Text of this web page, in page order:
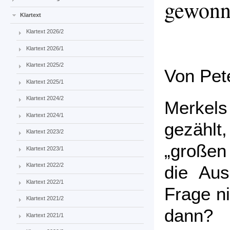
Klartext
Klartext 2026/2
Klartext 2026/1
Klartext 2025/2
Klartext 2025/1
Klartext 2024/2
Klartext 2024/1
Klartext 2023/2
Klartext 2023/1
Klartext 2022/2
Klartext 2022/1
Klartext 2021/2
Klartext 2021/1
Von
die
Frage
dann?